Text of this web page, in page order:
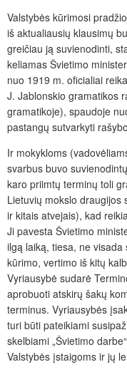
Valstybės kūrimosi
iš aktualiausių klausimų
greičiau ją suvienodinti,
keliamas Švietimo
nuo 1919 m. oficialiai
J. Jablonskio gramatikos
gramatikoje), spaudoje
pastangų sutvarkyti
Ir mokykloms
svarbus buvo
karo priimtų terminų toli
Lietuvių mokslo draugijos
ir kitais atvejais), kad
Ji pavesta Švietimo
ilgą laiką, tiesa, ne
kūrimo, vertimo iš kitų
Vyriausybė sudarė
aprobuoti atskirų šakų
terminus. Vyriausybės
turi būti pateikiami
skelbiami „Švietimo
Valstybės įstaigoms ir jų